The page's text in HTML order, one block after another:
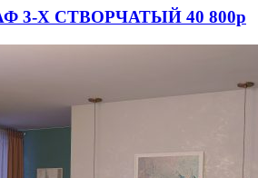
3-Х СТВОРЧАТЫЙ 40 800р